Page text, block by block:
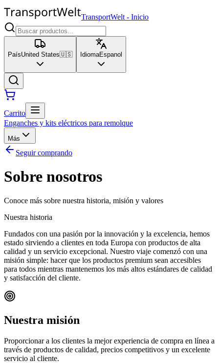
TransportWelt -Inicio
PaísUnited States🇺🇸 IdiomaEspanol
Carrito
Enganches y kits eléctricos para remolque
Más
Seguir comprando
Sobre nosotros
Conoce más sobre nuestra historia, misión y valores
Nuestra historia
Fundados con una pasión por la innovación y la excelencia, hemos
estado sirviendo a clientes en toda Europa con productos de alta
calidad y un servicio excepcional. Nuestro viaje comenzó con una
misión simple: hacer que los productos premium sean accesibles
para todos mientras mantenemos los más altos estándares de calidad
y satisfacción del cliente.
Nuestra misión
Proporcionar a los clientes la mejor experiencia de compra en línea a
través de productos de calidad, precios competitivos y un excelente
servicio al cliente.